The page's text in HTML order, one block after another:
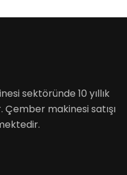
sektöründe 10 yıllık
makinesi satışı